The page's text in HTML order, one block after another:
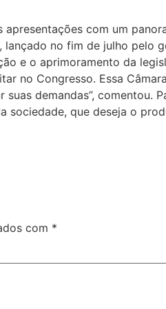
com um
no fim de julho pelo
e o aprimoramento da
no Congresso. Essa
demandas”, comentou.
que deseja o
com *